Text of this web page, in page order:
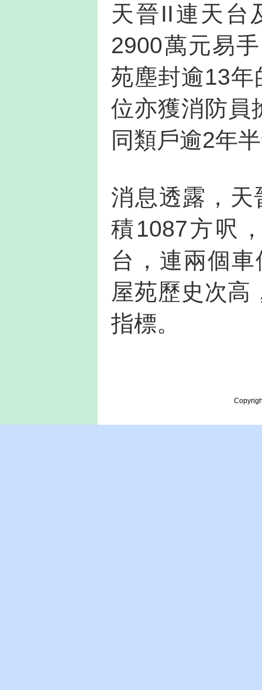
天晉II連天台
2900萬元易
苑塵封逾13
位亦獲消防員
同類戶逾2年
消息透露，
積1087方呎
台，連兩個
屋苑歷史次高
指標。